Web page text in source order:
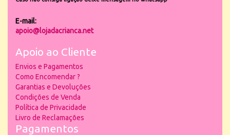
E-mail:
apoio@lojadacrianca.net
Apoio ao Cliente
Envios e Pagamentos
Como Encomendar ?
Garantias e Devoluções
Condições de Venda
Política de Privacidade
Livro de Reclamações
Pagamentos